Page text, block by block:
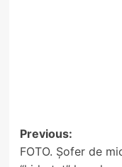
Post
Previous:
FOTO. Șofer de